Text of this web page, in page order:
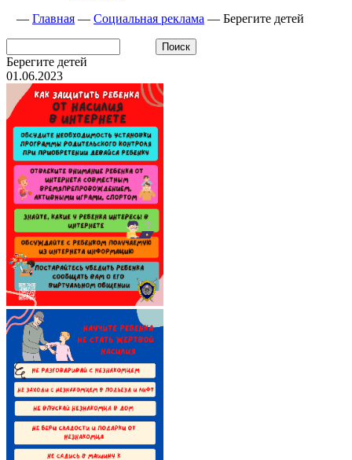
— Главная — Социальная реклама — Берегите детей
Берегите детей
01.06.2023